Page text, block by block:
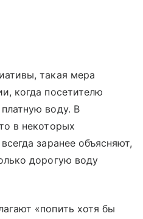
такая мера
когда посетителю
воду. В
в некоторых
заранее объясняют,
дорогую воду
«попить хотя бы